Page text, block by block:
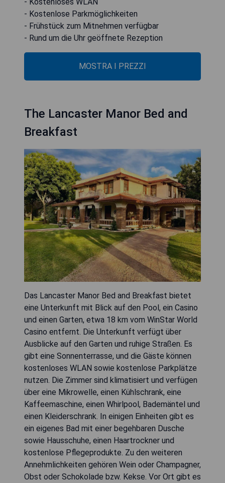
- Kostenlose Parkmöglichkeiten
- Frühstück zum Mitnehmen verfügbar
- Rund um die Uhr geöffnete Rezeption
MOSTRA I PREZZI
The Lancaster Manor Bed and
Breakfast
Das Lancaster Manor Bed and Breakfast bietet
eine Unterkunft mit Blick auf den Pool, ein Casino
und einen Garten, etwa 18 km vom WinStar World
Casino entfernt. Die Unterkunft verfügt über
Ausblicke auf den Garten und ruhige Straßen. Es
gibt eine Sonnenterrasse, und die Gäste können
kostenloses WLAN sowie kostenlose Parkplätze
nutzen. Die Zimmer sind klimatisiert und verfügen
über eine Mikrowelle, einen Kühlschrank, eine
Kaffeemaschine, einen Whirlpool, Bademäntel und
einen Kleiderschrank. In einigen Einheiten gibt es
ein eigenes Bad mit einer begehbaren Dusche
sowie Hausschuhe, einen Haartrockner und
kostenlose Pflegeprodukte. Zu den weiteren
Annehmlichkeiten gehören Wein oder Champagner,
Obst oder Schokolade bzw. Kekse. Vor Ort gibt es